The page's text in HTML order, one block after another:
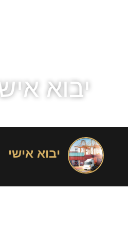
יבוא
יבוא אישי